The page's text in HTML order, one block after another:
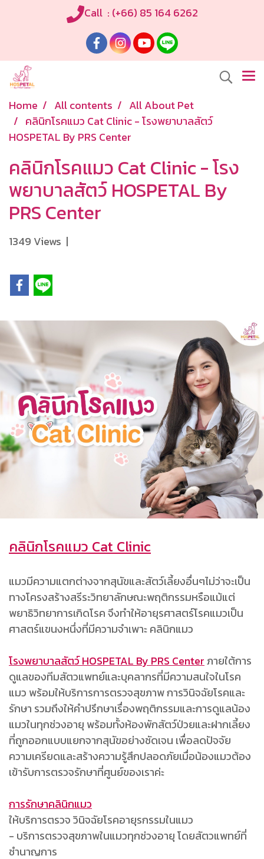
Call : (+66) 85 164 6262
Home All contents
All About Pet
คลินิกโรคแมว Cat Clinic - โรงพยาบาลสัตว์
HOSPETAL By PRS Center
คลินิกโรคแมว Cat Clinic - โรง
พยาบาลสัตว์ HOSPETAL By
PRS Center
1349 Views |
คลินิกโรคแมว Cat Clinic
แมวมีความแตกต่างจากสุนัขและสัตว์เลี้ยงอื่นๆไม่ว่าจะเป็น
ทางโครงสร้างสรีระวิทยาลักษณะพฤติกรรมหรือแม้แต่
พยาธิวิทยาการเกิดโรค จึงทำให้อายุรศาสตร์โรคแมวเป็น
ศาสตร์แขนงหนึ่งที่มีความจำเพาะ คลินิกแมว
โรงพยาบาลสัตว์ HOSPETAL By PRS Centerภายใต้การ
ดูแลของทีมสัตวแพทย์และบุคลากรที่มีความสนใจในโรค
แมว พร้อมให้บริการการตรวจสุขภาพ การวินิจฉัยโรคและ
รักษา รวมถึงให้คำปรึกษาเรื่องพฤติกรรมและการดูแลน้อง
แมวในทุกช่วงอายุ พร้อมทั้งห้องพักสัตว์ป่วยและฝากเลี้ยง
ที่ถูกออกแบบแยกจากสุนัขอย่างชัดเจน เพื่อลดปัจจัย
ความเครียดและสร้างความรู้สึกปลอดภัยเมื่อน้องแมวต้อง
เข้ารับการตรวจรักษาที่ศูนย์ของเราค่ะ
การรักษาคลินิกแมว
ให้บริการตรวจ วินิจฉัยโรคอายุรกรรมในแมว
- บริการตรวจสุขภาพในแมวทุกช่วงอายุ โดยสัตวแพทย์ที่
ชำนาญการ